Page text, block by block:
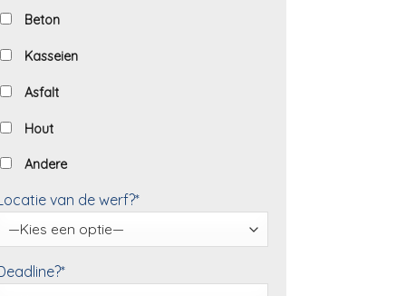
Beton
Kasseien
Asfalt
Hout
Andere
van de werf?*